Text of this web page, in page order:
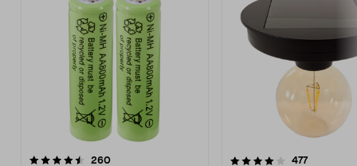
260recensioner
4.0 av 5 stjärnor 477
4.5 av 5 stjärnor